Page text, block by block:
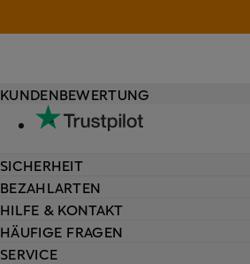
HILFE & KONTAKT
HÄUFIGE FRAGEN
SERVICE
KUNDENBEWERTUNG
SICHERHEIT
BEZAHLARTEN